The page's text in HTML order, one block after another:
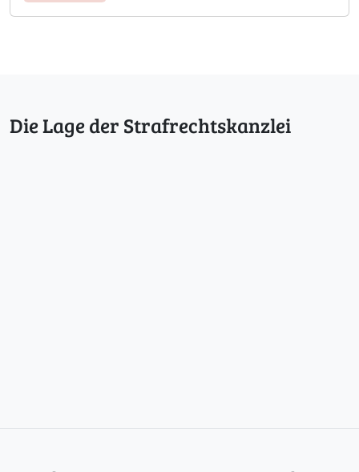
Die Lage der Strafrechtskanzlei